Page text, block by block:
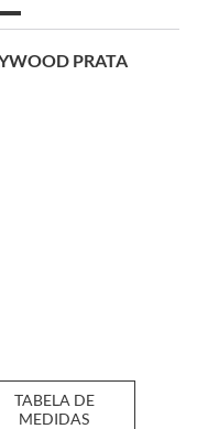
PRATA
TABELA DE
MEDIDAS